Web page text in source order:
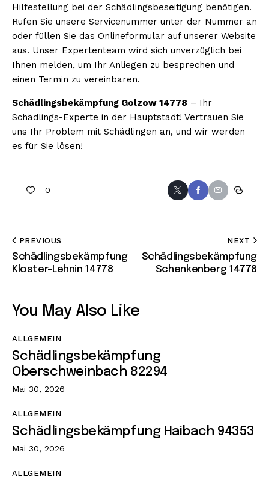
Hilfestellung bei der Schädlingsbeseitigung benötigen.
Rufen Sie unsere Servicenummer unter der Nummer an
oder füllen Sie das Onlineformular auf unserer Website
aus. Unser Expertenteam wird sich unverzüglich bei
Ihnen melden, um Ihr Anliegen zu besprechen und
einen Termin zu vereinbaren.
Schädlingsbekämpfung Golzow 14778 – Ihr
Schädlings-Experte in der Hauptstadt! Vertrauen Sie
uns Ihr Problem mit Schädlingen an, und wir werden
es für Sie lösen!
0
PREVIOUS
Schädlingsbekämpfung
Kloster-Lehnin 14778
NEXT
Schädlingsbekämpfung
Schenkenberg 14778
You May Also Like
ALLGEMEIN
Schädlingsbekämpfung
Oberschweinbach 82294
Mai 30, 2026
ALLGEMEIN
Schädlingsbekämpfung Haibach 94353
Mai 30, 2026
ALLGEMEIN